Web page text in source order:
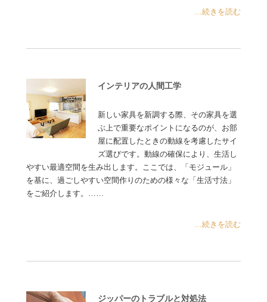
...続きを読む
インテリアの人間工学
新しい家具を新調する際、その家具を選
ぶ上で重要なポイントになるのが、お部
屋に配置したときの動線を考慮したサイ
ズ選びです。動線の確保により、生活し
やすい最適空間を生み出します。ここでは、「モジュール」
を基に、過ごしやすい空間作りのための様々な「生活寸法」
をご紹介します。……
...続きを読む
ジッパーのトラブルと対処法